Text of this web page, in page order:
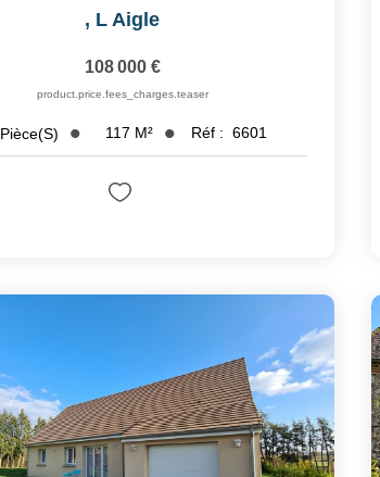
, L Aigle
108 000 €
product.price.fees_charges.teaser
Pièce(s) 117 M² Réf : 6601